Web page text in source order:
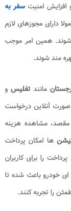
امنیت سفر به
دارای مجوزهای لازم
شوند. همین امر موجب
مند شوند.
مانندتفلیس و
صورت آنلاین درخواست
مقصد، مشاهده هزینه
ها امکان پرداخت
را برای کاربران
ای خودرو باعث شده تا
را تجربه کنند.